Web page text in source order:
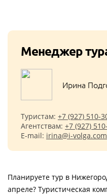
Менеджер
Ирина
Туристам: +7 (927) 510-
Агентствам: +7 (927)
E-mail: irina@i-volga.com
Планируете тур в
апреле? Туристическая